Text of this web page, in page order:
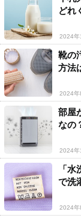
どれ
2024年
靴の
方法
2024年
部屋
なの
2024年
「
で洗
2024年